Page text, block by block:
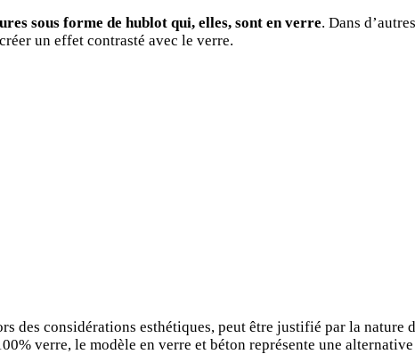
sous forme de hublot qui, elles, sont en verre. Dans
un effet contrasté avec le verre.
des considérations esthétiques, peut être justifié par la nature
verre, le modèle en verre et béton représente une